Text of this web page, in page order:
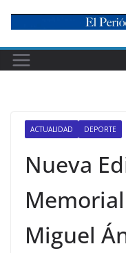
content
ACTUALIDAD DEPORTE
Nueva
Miguel